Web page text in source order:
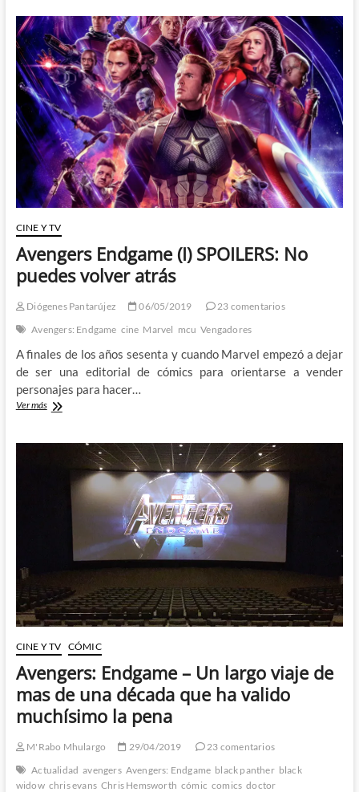
consecuencias
de
tus
actos:
Avengers
Endgame
(II)
–
SPOILERS
CINE Y TV
Avengers Endgame (I) SPOILERS: No
puedes volver atrás
Diógenes Pantarújez 06/05/2019
23 comentarios
Avengers: Endgame cine Marvel mcu Vengadores
A finales de los años sesenta y cuando Marvel empezó a dejar
de ser una editorial de cómics para orientarse a vender
personajes para hacer…
Ver másAvengers
SPOILERS:
CINE Y TV CÓMIC
Avengers: Endgame – Un largo viaje de
mas de una década que ha valido
muchísimo la pena
M'Rabo Mhulargo 29/04/2019
23 comentarios
Actualidad avengers Avengers: Endgame black panther black
widow chris evans Chris Hemsworth cómic comics doctor